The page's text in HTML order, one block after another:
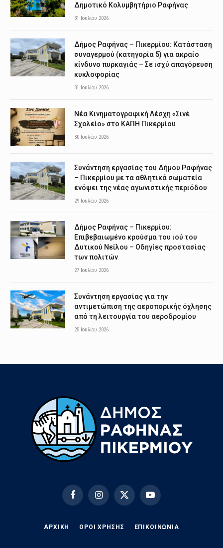
Δημοτικό Κολυμβητήριο Ραφήνας
31 Ιουλίου 2026
Δήμος Ραφήνας – Πικερμίου: Κατάσταση
συναγερμού (κατηγορία 5) για ακραίο
κίνδυνο πυρκαγιάς – Σε ισχύ απαγόρευση
κυκλοφορίας
31 Ιουλίου 2026
Νέα Κινηματογραφική Λέσχη «Σινέ
Σχολείο» στο ΚΑΠΗ Πικερμίου
30 Ιουλίου 2026
Συνάντηση εργασίας του Δήμου Ραφήνας
– Πικερμίου με τα αθλητικά σωματεία
ενόψει της νέας αγωνιστικής περιόδου
29 Ιουλίου 2026
Δήμος Ραφήνας – Πικερμίου:
Επιβεβαιωμένο κρούσμα του ιού του
Δυτικού Νείλου – Οδηγίες προστασίας
των πολιτών
27 Ιουλίου 2026
Συνάντηση εργασίας για την
αντιμετώπιση της αεροπορικής όχλησης
από τη λειτουργία του αεροδρομίου
25 Ιουλίου 2026
FacebookInstagramX
YouTube
ΑΡΧΙΚΗ ΟΡΟΙ ΧΡΗΣΗΣ EΠΙΚΟΙΝΩΝΊΑ